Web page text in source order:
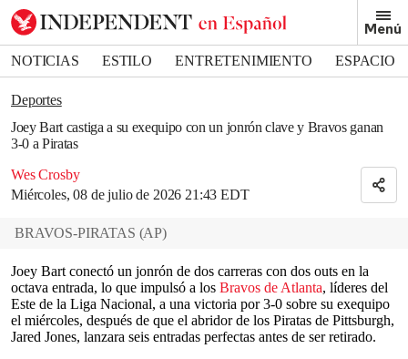
Menú
NOTICIAS ESTILO ENTRETENIMIENTO
ESPACIO
DEPORTES
Deportes
Joey Bart castiga a su exequipo con un jonrón clave y Bravos ganan
3-0 a Piratas
Wes Crosby
Miércoles, 08 de julio de 2026 21:43 EDT
Bookmark popover
Removed from bookmarks
Close popover
BRAVOS-PIRATAS (AP)
Joey Bart conectó un jonrón de dos carreras con dos outs en la
octava entrada, lo que impulsó a los Bravos de Atlanta, líderes del
Este de la Liga Nacional, a una victoria por 3-0 sobre su exequipo
el miércoles, después de que el abridor de los Piratas de Pittsburgh,
Jared Jones, lanzara seis entradas perfectas antes de ser retirado.